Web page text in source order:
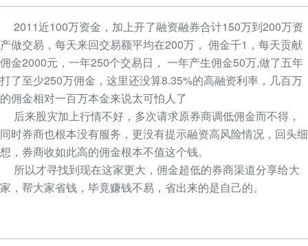
2011近100万资金，加上开了融资融券合计150万到200万资
产做交易，每天来回交易额平均在200万， 佣金千1，每天贡献
佣金2000元，一年250个交易日， 一年产生佣金50万,做了五年
打了至少250万佣金，这里还没算8.35%的高融资利率，几百万
的佣金相对一百万本金来说太可怕人了
后来股灾加上行情不好，多次请求原券商调低佣金而不得，
同时券商也根本没有服务，更没有提示融资高风险情况，回头细
想，券商收如此高的佣金根本不值这个钱。
所以才寻找到现在这家更大，佣金超低的券商渠道分享给大
家，帮大家省钱，毕竟赚钱不易，省出来的是自己的。